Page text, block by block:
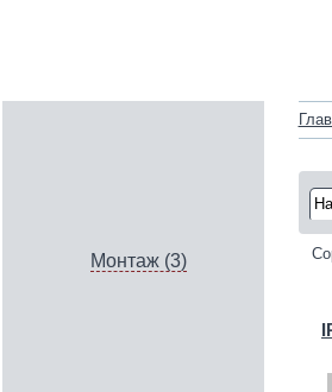
Монтаж (3)